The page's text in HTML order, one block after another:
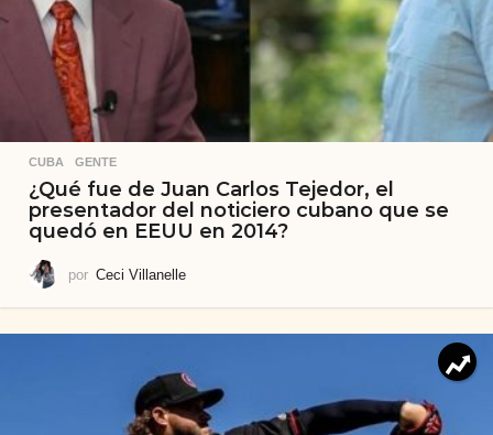
CUBA ,GENTE
¿Qué fue de Juan Carlos Tejedor, el
presentador del noticiero cubano que se
quedó en EEUU en 2014?
por Ceci Villanelle